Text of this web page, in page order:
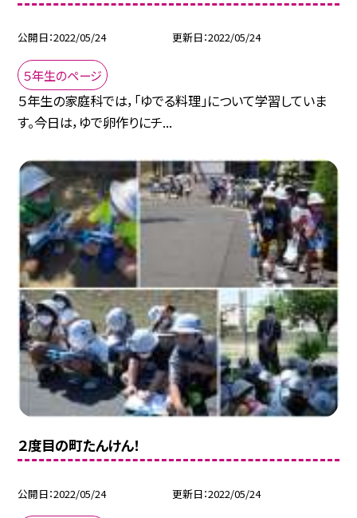
公開日 2022/05/24 更新日 2022/05/24
５年生のページ
５年生の家庭科では，「ゆでる料理」について学習していま
す。今日は，ゆで卵作りにチ...
２度目の町たんけん！
公開日 2022/05/24 更新日 2022/05/24